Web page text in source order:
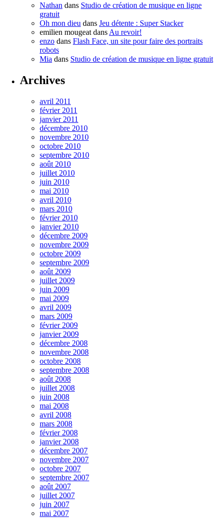
Nathan dans Studio de création de musique en ligne
gratuit
Oh mon dieu dans Jeu détente : Super Stacker
emilien mougeat dans Au revoir!
enzo dans Flash Face, un site pour faire des portraits
robots
Mia dans Studio de création de musique en ligne gratuit
Archives
avril 2011
février 2011
janvier 2011
décembre 2010
novembre 2010
octobre 2010
septembre 2010
août 2010
juillet 2010
juin 2010
mai 2010
avril 2010
mars 2010
février 2010
janvier 2010
décembre 2009
novembre 2009
octobre 2009
septembre 2009
août 2009
juillet 2009
juin 2009
mai 2009
avril 2009
mars 2009
février 2009
janvier 2009
décembre 2008
novembre 2008
octobre 2008
septembre 2008
août 2008
juillet 2008
juin 2008
mai 2008
avril 2008
mars 2008
février 2008
janvier 2008
décembre 2007
novembre 2007
octobre 2007
septembre 2007
août 2007
juillet 2007
juin 2007
mai 2007